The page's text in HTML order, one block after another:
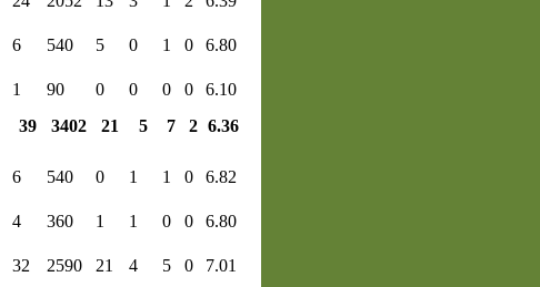
6 540 5 0 1 0 6.80
1 90 0 0 0 0
6.10
39 3402 21 5 7 2 6.36
6 540 0 1 1 0 6.82
4 360 1 1 0 0 6.80
32 2590 21 4 5 0 7.01